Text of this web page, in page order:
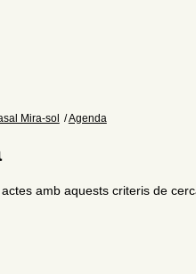
Mira-sol Agenda
amb aquests criteris de